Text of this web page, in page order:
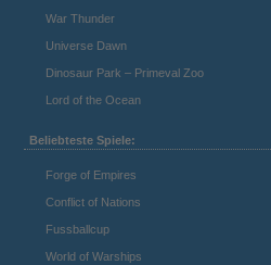
War Thunder
Universe Dawn
Dinosaur Park – Primeval Zoo
Lord of the Ocean
Beliebteste Spiele:
Forge of Empires
Conflict of Nations
Fussballcup
World of Warships